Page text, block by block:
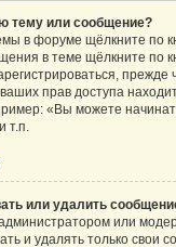
тему или сообщение?
в форуме щёлкните по
в теме щёлкните по
прежде
прав доступа
«Вы можете
т.п.
или удалить
или
и удалять только свои